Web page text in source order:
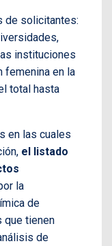
de solicitantes:
instituciones
femenina en la
total hasta
en las cuales
el listado
la
de
que tienen
de